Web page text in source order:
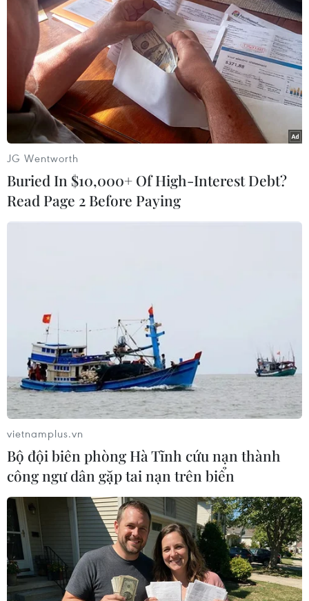
Điện thoại gập Galaxy Z8 của
Samsung lập kỷ lục về lượng đặt
trước ở Hàn Quốc ​
04/08/2026 23:22
Alibaba ra mắt mô hình ngôn ngữ lớn
mới Qwen3.8-Max
03/08/2026 12:32
Samsung ra mắt dòng điện thoại
Mỹ phát triển siêu vũ khí
laser năng lượng cao chống UAV
21/07/2026 15:48
Adobe bổ sung tính năng mới hỗ trợ
20/07/2026 22:57
Samsung ra mắt Galaxy Z Fold 8 và
kính AI, tăng tốc cuộc đua thiết bị
thông minh
19/07/2026 22:50
JG Wentworth
Buried In $10,000+ Of High-Interest Debt?
Read Page 2 Before Paying
vietnamplus.vn
Bộ đội biên phòng Hà Tĩnh cứu nạn thành
công ngư dân gặp tai nạn trên biển